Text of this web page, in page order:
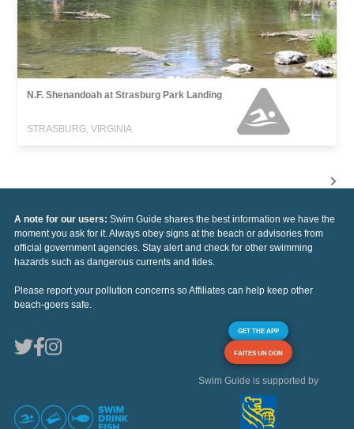
N.F. Shenandoah at Strasburg Park Landing
STRASBURG, VIRGINIA
A note for our users: Swim Guide shares the best information we have the
moment you ask for it. Always obey signs at the beach or advisories from
official government agencies. Stay alert and check for other swimming
hazards such as dangerous currents and tides.
Please report your pollution concerns so Affiliates can help keep other
beach-goers safe.
GET THE APP
FAITES UN DON
Swim Guide is supported by